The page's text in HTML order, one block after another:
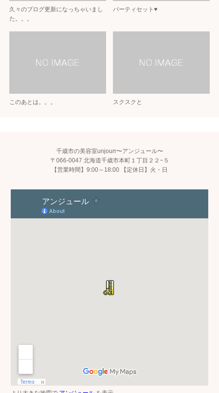
久々のブログ更新になっちゃいまし
た。。。
パーティセット♥
このあとは。。。 スクスクと
千歳市の美容室unjourr〜アンジュール〜
〒066-0047 北海道千歳市本町１丁目２２−５
【営業時間】9:00～18:00 【定休日】火・日